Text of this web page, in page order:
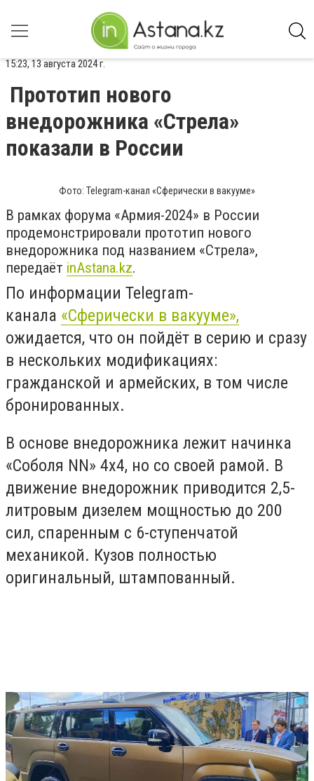
15:23, 13 августа 2024 г.
Прототип нового
внедорожника «Стрела»
показали в России
Фото: Telegram-канал «Сферически в вакууме»
В рамках форума «Армия-2024» в России
продемонстрировали прототип нового
внедорожника под названием «Стрела»,
передаёт inAstana.kz.
По информации Telegram-
канала «Сферически в вакууме»,
ожидается, что он пойдёт в серию и сразу
в нескольких модификациях:
гражданской и армейских, в том числе
бронированных.
В основе внедорожника лежит начинка
«Соболя NN» 4x4, но со своей рамой. В
движение внедорожник приводится 2,5-
литровым дизелем мощностью до 200
сил, спаренным с 6-ступенчатой
механикой. Кузов полностью
оригинальный, штампованный.